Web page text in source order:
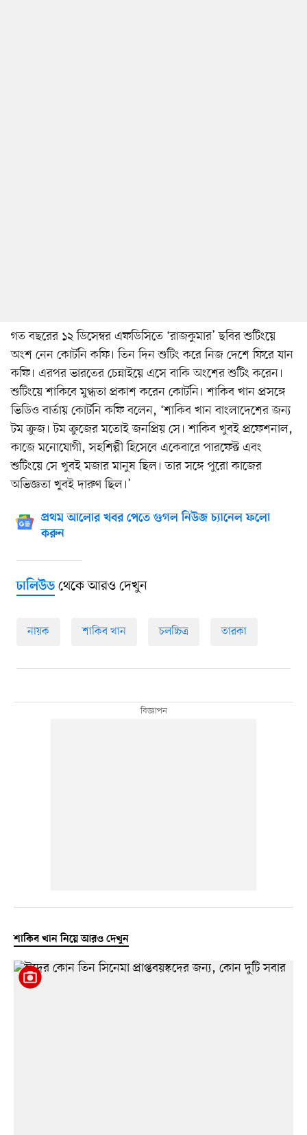
গত বছরের ১২ ডিসেম্বর এফডিসিতে ‘রাজকুমার’ ছবির শুটিংয়ে
অংশ নেন কোর্টনি কফি। তিন দিন শুটিং করে নিজ দেশে ফিরে যান
কফি। এরপর ভারতের চেন্নাইয়ে এসে বাকি অংশের শুটিং করেন।
শুটিংয়ে শাকিবে মুগ্ধতা প্রকাশ করেন কোর্টনি। শাকিব খান প্রসঙ্গে
ভিডিও বার্তায় কোর্টনি কফি বলেন, ‘শাকিব খান বাংলাদেশের জন্য
টম ক্রুজ। টম ক্রুজের মতোই জনপ্রিয় সে। শাকিব খুবই প্রফেশনাল,
কাজে মনোযোগী, সহশিল্পী হিসেবে একেবারে পারফেক্ট এবং
শুটিংয়ে সে খুবই মজার মানুষ ছিল। তার সঙ্গে পুরো কাজের
অভিজ্ঞতা খুবই দারুণ ছিল।’
প্রথম আলোর খবর পেতে গুগল নিউজ চ্যানেল ফলো
করুন
ঢালিউডথেকে আরও দেখুন
নায়ক শাকিব খান চলচ্চিত্র তারকা
শাকিব খান নিয়ে আরও দেখুন